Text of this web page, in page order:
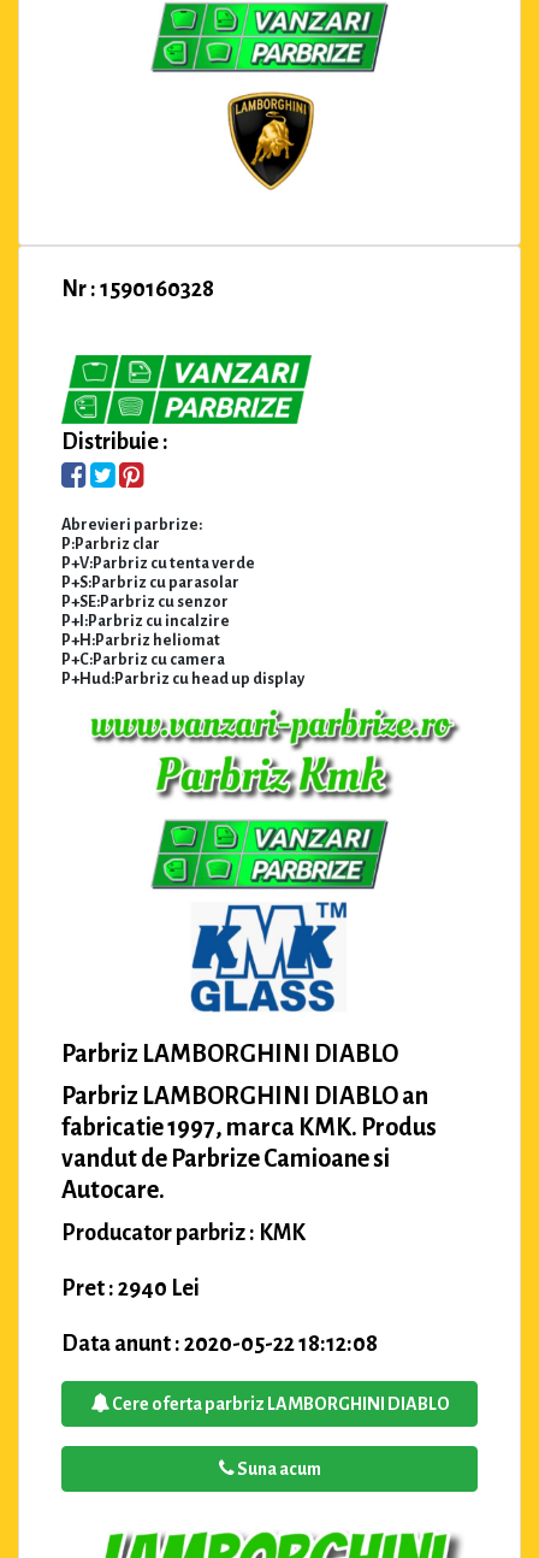
Nr : 1590160328
Distribuie :
Abrevieri parbrize:
P:Parbriz clar
P+V:Parbriz cu tenta verde
P+S:Parbriz cu parasolar
P+SE:Parbriz cu senzor
P+I:Parbriz cu incalzire
P+H:Parbriz heliomat
P+C:Parbriz cu camera
P+Hud:Parbriz cu head up display
Parbriz LAMBORGHINI DIABLO
Parbriz LAMBORGHINI DIABLO an
fabricatie 1997, marca KMK. Produs
vandut de Parbrize Camioane si
Autocare.
Producator parbriz : KMK
Pret : 2940 Lei
Data anunt : 2020-05-22 18:12:08
Cere oferta parbriz LAMBORGHINI DIABLO
Suna acum